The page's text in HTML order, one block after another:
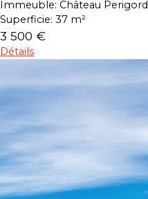
Immeuble: Château Perigord
Superficie: 37 m²
3 500 €
Détails